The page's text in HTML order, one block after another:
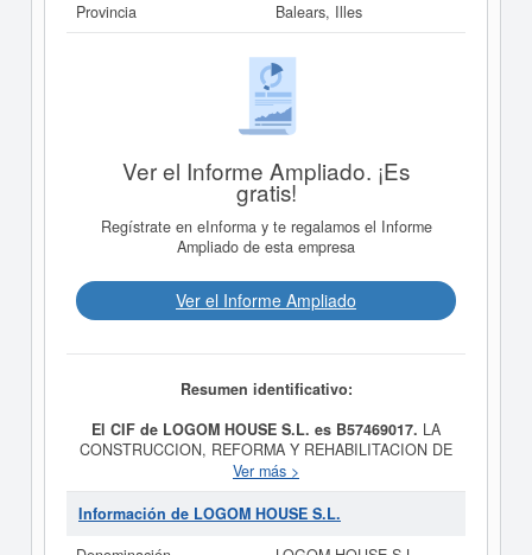
Provincia
Balears, Illes
Ver el Informe Ampliado. ¡Es
gratis!
Regístrate en eInforma y te regalamos el Informe
Ampliado de esta empresa
Ver el Informe Ampliado
Resumen identificativo:
El CIF de LOGOM HOUSE S.L. es B57469017. LA
CONSTRUCCION, REFORMA Y REHABILITACION DE
TODO TIPO DE INMUEBLES. LA COMPRA, VENTA,
PERMUTA, PROMOCION, PARCELACION Y
EXPLOTACION DE TODO TIPO DE FINCAS, TANTO
empresaLOGOM HOUSE S.L., dada de alta el día
Ver más >
Información de LOGOM HOUSE S.L.